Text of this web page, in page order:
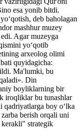
esa yonib bitdi.
deb baholagan
mashhur muzey
Agar muzeyga
yo‘qotib
arxeo­log olimi
quyidagicha:
Ma'lumki, bu
Din
boyliklarning bir
iroqliklar bu tunashlar
qadriyatlarga boy o‘lka
berish orqali uni
strategik